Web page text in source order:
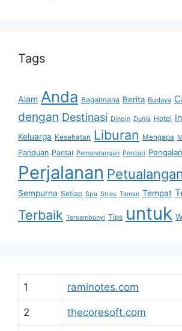
Tags
Alam Anda Bagaimana Berita Budaya
dengan Destinasi Dingin Dunia Hotel
Keluarga Kesehatan Liburan Mengapa
Panduan Pantai Pemandangan Pencari
Perjalanan
Sempurna Setiap Spa Stres Taman Tempat
Terbaik Tersembunyi Tips untuk
1 raminotes.com
2 thecoresoft.com